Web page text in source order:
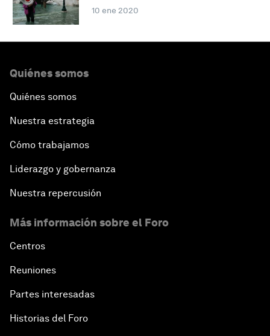
10 ene 2020
Quiénes somos
Quiénes somos
Nuestra estrategia
Cómo trabajamos
Liderazgo y gobernanza
Nuestra repercusión
Más información sobre el Foro
Centros
Reuniones
Partes interesadas
Historias del Foro